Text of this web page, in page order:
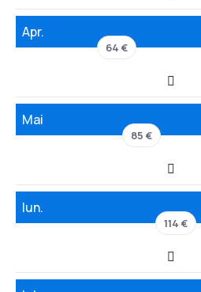
Apr.
64 €
Mai
85 €
Iun.
114 €